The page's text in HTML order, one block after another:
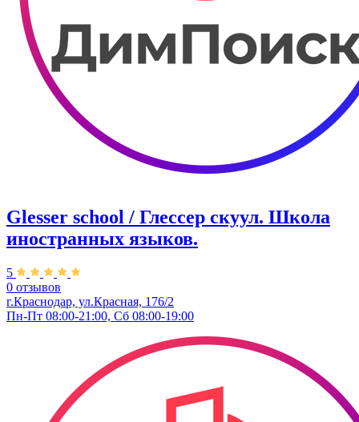
Glesser school / Глессер скуул. Школа
иностранных языков.
5
0 отзывов
г.Краснодар, ул.Красная, 176/2
Пн-Пт 08:00-21:00, Сб 08:00-19:00